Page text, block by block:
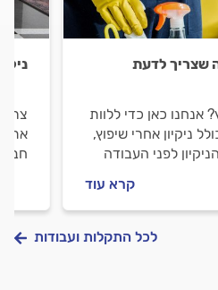
שצריך לדעת
אנחנו כאן כדי ללוות
ניקיון אחרי שיפוץ,
לפני העבודה
קרא עוד
לכל התקלות ועבודות